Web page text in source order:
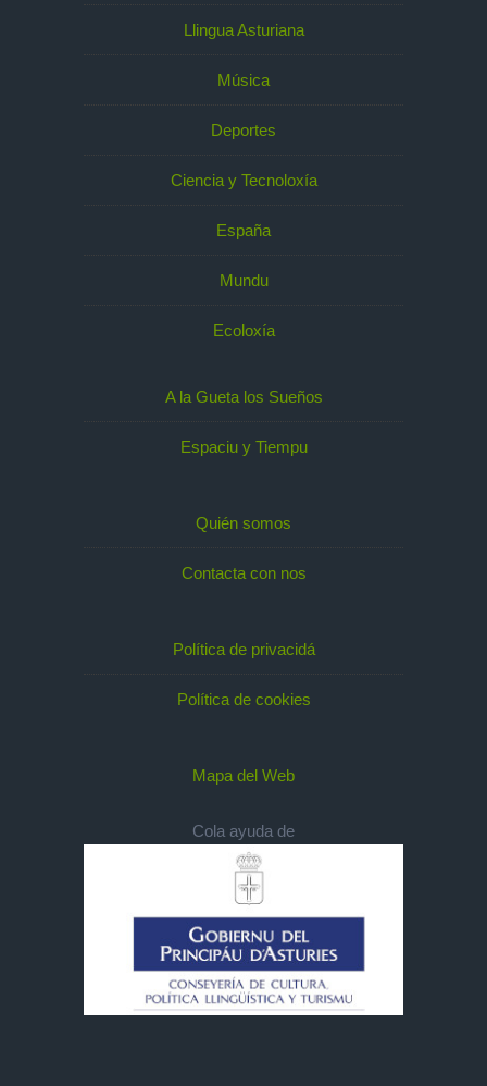
Llingua Asturiana
Música
Deportes
Ciencia y Tecnoloxía
España
Mundu
Ecoloxía
A la Gueta los Sueños
Espaciu y Tiempu
Quién somos
Contacta con nos
Política de privacidá
Política de cookies
Mapa del Web
Cola ayuda de